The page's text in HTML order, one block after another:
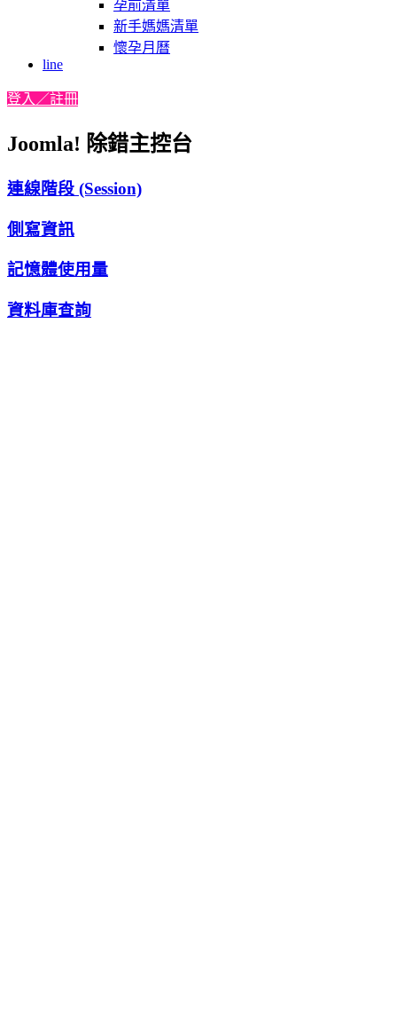
孕前清單
新手媽媽清單
懷孕月曆
line
登入／註冊
Joomla! 除錯主控台
連線階段 (Session)
側寫資訊
記憶體使用量
資料庫查詢